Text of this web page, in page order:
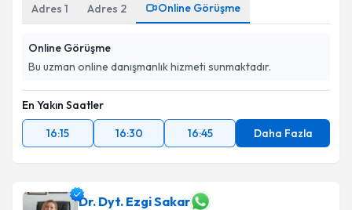
Adres 1 Adres 2 Online Görüşme
Online Görüşme
Bu uzman online danışmanlık hizmeti sunmaktadır.
En Yakın Saatler
16:15
16:30 16:45 Daha Fazla
Dr. Dyt. Ezgi Sakar